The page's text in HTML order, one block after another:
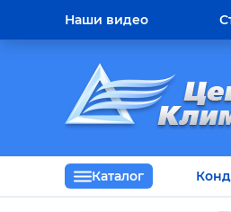
Наши видео
Каталог